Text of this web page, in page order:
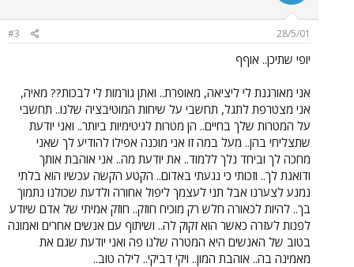
28/5/01
#3
יופי שתיכן.. אוףף
אני מאורגנת לי ליציאה, מאופרת.. ואתן גורמות לי לבכות?? מאיה,
אני מצטרפת לתגל, תחשבי על שיחות המוטיבציה שלנו.. תחשבי
על המטרות שלך בחיים.. הן מטרות לגיטימיות ביותר.. ואני יודעת
שתצליחי בהן.. מעל במה זו אני מוכנה אפילו להודיע לך שאני
מחכה לך וביחד נלך ללמוד.. את יודעת מה.. אני אוהבת אותך
ודואגת לך.. וזכותי כי נגעתי באדום.. הקטע הקשה עכשיו הוא בלתי
נמנע לצערנו אבל תני לעצמך ליפול אחורה ולדעת שכולנו נתמוך
בך.. להיות לכאורה חלש רק מוכיח חוזק.. חוזק אמיתי של אדם שיודע
לפנות לעזרה כאשר הוא זקוק לה.. ושיתוף עם אנשים אחרים ואמונה
בטוב של האנשים היא המטרה שלנו פה ואני יודעת שגם את
מאמינה בה.. אוהבת המון.. ויקי דביקי.. לילה טוב..